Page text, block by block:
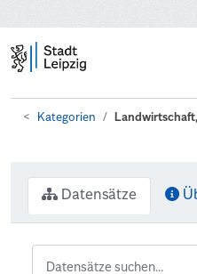
Kategorien
Datensätze